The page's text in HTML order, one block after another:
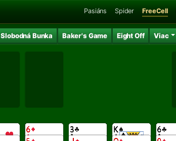
Pasiáns Spider FreeCell
Slobodná Bunka Baker's Game Eight Off Viac